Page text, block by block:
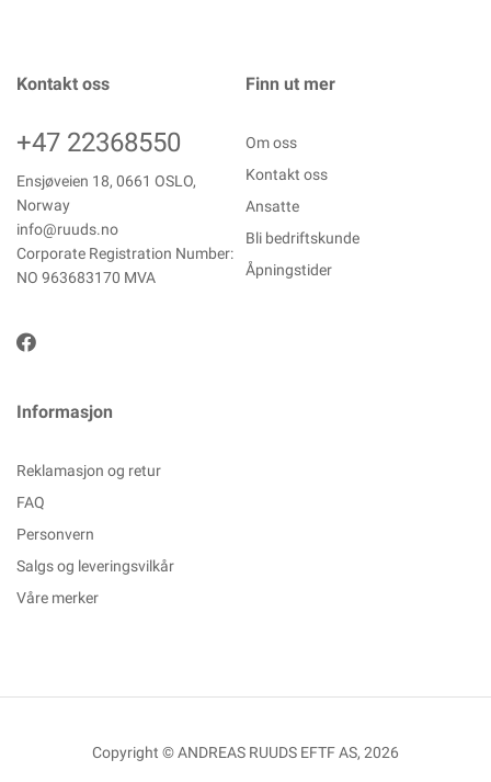
Kontakt oss
+47 22368550
Ensjøveien 18, 0661 OSLO,
Norway
info@ruuds.no
Corporate Registration Number:
NO 963683170 MVA
Finn ut mer
Om oss
Kontakt oss
Ansatte
Bli bedriftskunde
Åpningstider
Informasjon
Reklamasjon og retur
FAQ
Personvern
Salgs og leveringsvilkår
Våre merker
Copyright © ANDREAS RUUDS EFTF AS, 2026